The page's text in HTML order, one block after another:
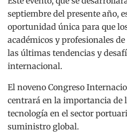
septiembre del presente año,
oportunidad única para que
académicos y profesionales
las últimas tendencias y
internacional.
El noveno Congreso
centrará en la importancia de
tecnología en el sector
suministro global.